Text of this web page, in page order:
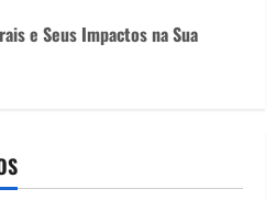
e Seus Impactos na Sua